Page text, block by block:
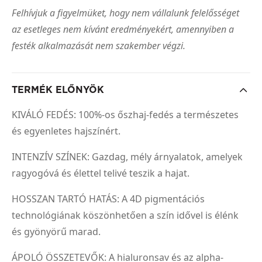
Felhívjuk a figyelmüket, hogy nem vállalunk felelősséget
az esetleges nem kívánt eredményekért, amennyiben a
festék alkalmazását nem szakember végzi.
TERMÉK ELŐNYÖK
KIVÁLÓ FEDÉS: 100%-os őszhaj-fedés a természetes
és egyenletes hajszínért.
INTENZÍV SZÍNEK: Gazdag, mély árnyalatok, amelyek
ragyogóvá és élettel telivé teszik a hajat.
HOSSZAN TARTÓ HATÁS: A 4D pigmentációs
technológiának köszönhetően a szín idővel is élénk
és gyönyörű marad.
ÁPOLÓ ÖSSZETEVŐK: A hialuronsav és az alpha-